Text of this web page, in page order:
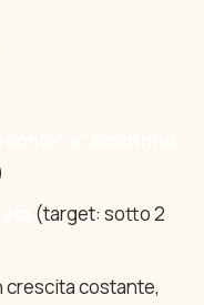
(target: sotto 2
crescita costante,